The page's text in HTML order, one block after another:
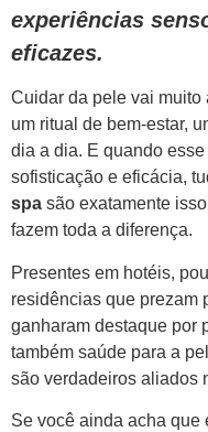
experiências
eficazes.
Cuidar da pele vai muito
um ritual de bem-estar,
dia a dia. E quando
sofisticação e eficácia,
spa são exatamente
fazem toda a diferença.
Presentes em hotéis,
residências que prezam
ganharam destaque por
também saúde para a
são verdadeiros aliados
Se você ainda acha que